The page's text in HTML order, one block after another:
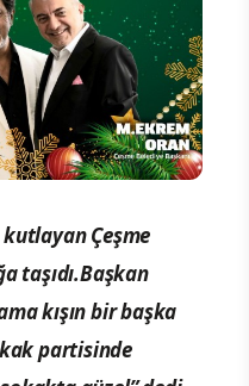
Çeşme
taşıdı.Başkan
kışın bir başka
partisinde